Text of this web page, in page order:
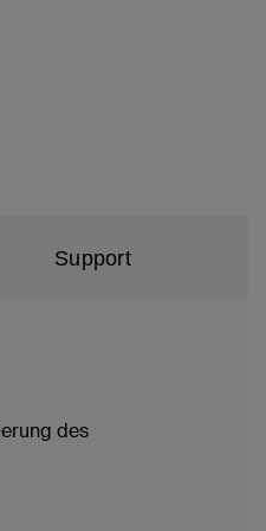
Support
des